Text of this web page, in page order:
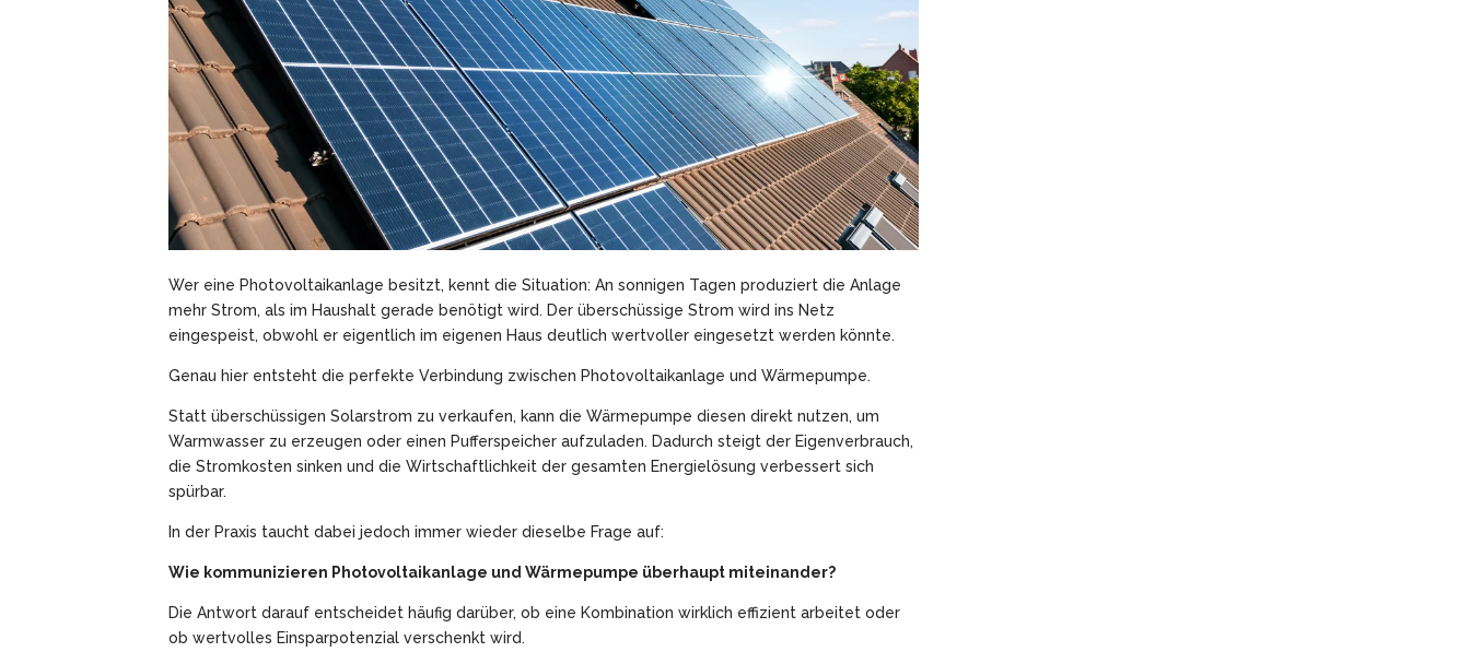
Wer eine Photovoltaikanlage besitzt, kennt die Situation: An sonnigen Tagen produziert die Anlage
mehr Strom, als im Haushalt gerade benötigt wird. Der überschüssige Strom wird ins Netz
eingespeist, obwohl er eigentlich im eigenen Haus deutlich wertvoller eingesetzt werden könnte.
Genau hier entsteht die perfekte Verbindung zwischen Photovoltaikanlage und Wärmepumpe.
Statt überschüssigen Solarstrom zu verkaufen, kann die Wärmepumpe diesen direkt nutzen, um
Warmwasser zu erzeugen oder einen Pufferspeicher aufzuladen. Dadurch steigt der Eigenverbrauch,
die Stromkosten sinken und die Wirtschaftlichkeit der gesamten Energielösung verbessert sich
spürbar.
In der Praxis taucht dabei jedoch immer wieder dieselbe Frage auf:
Wie kommunizieren Photovoltaikanlage und Wärmepumpe überhaupt miteinander?
Die Antwort darauf entscheidet häufig darüber, ob eine Kombination wirklich effizient arbeitet oder
ob wertvolles Einsparpotenzial verschenkt wird.